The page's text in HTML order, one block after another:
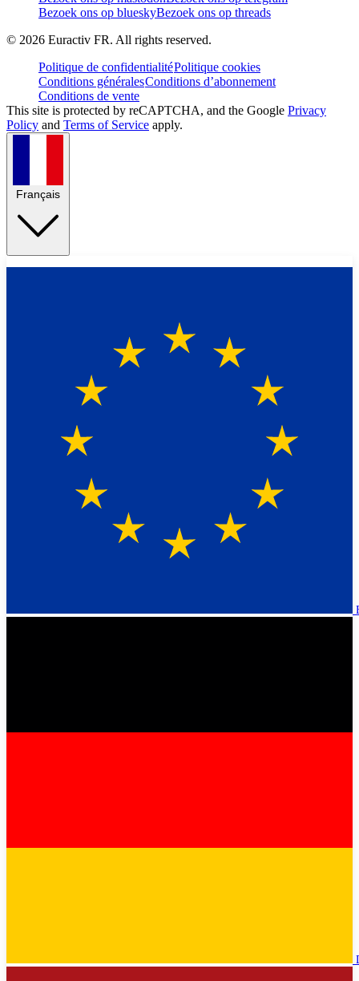
Bezoek ons op blueskyBezoek ons op threads
© 2026 Euractiv FR. All rights reserved.
Politique de confidentialitéPolitique cookies
Conditions généralesConditions d’abonnement
Conditions de vente
This site is protected by reCAPTCHA, and the Google Privacy
Policy and Terms of Service apply.
Français